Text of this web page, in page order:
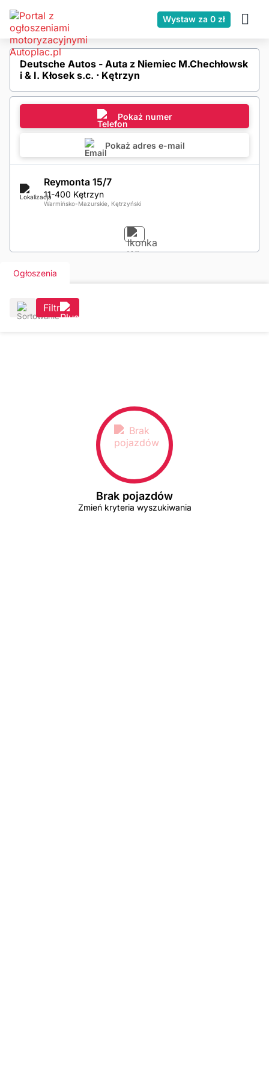
Wystaw za 0 zł
Deutsche Autos - Auta z Niemiec M.Chechłowsk
i & I. Kłosek s.c. ⋅ Kętrzyn
Pokaż numer
Pokaż adres e-mail
Reymonta 15/7
11-400 Kętrzyn
Warmińsko-Mazurskie, Kętrzyński
Ogłoszenia
Filtr
Brak pojazdów
Zmień kryteria wyszukiwania